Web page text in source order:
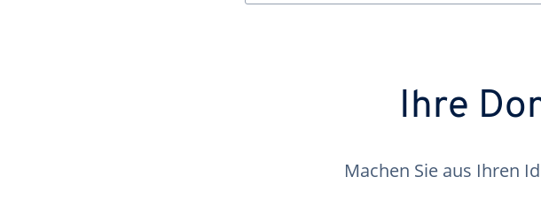
Ihre
Machen Sie aus Ihren